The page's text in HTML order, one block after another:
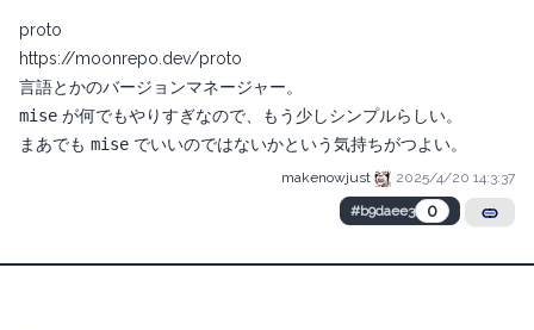
proto
https://moonrepo.dev/proto
言語とかのバージョンマネージャー。
mise が何でもやりすぎなので、もう少しシンプルらしい。
まあでも mise でいいのではないかという気持ちがつよい。
makenowjust
2025/4/20 14:3:37
#b9daee3
0